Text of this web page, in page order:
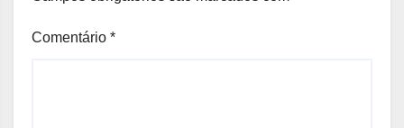
Comentário *